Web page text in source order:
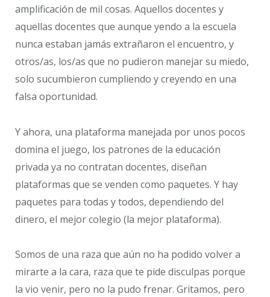
amplificación de mil cosas. Aquellos docentes y
aquellas docentes que aunque yendo a la escuela
nunca estaban jamás extrañaron el encuentro, y
otros/as, los/as que no pudieron manejar su miedo,
solo sucumbieron cumpliendo y creyendo en una
falsa oportunidad.
Y ahora, una plataforma manejada por unos pocos
domina el juego, los patrones de la educación
privada ya no contratan docentes, diseñan
plataformas que se venden como paquetes. Y hay
paquetes para todas y todos, dependiendo del
dinero, el mejor colegio (la mejor plataforma).
Somos de una raza que aún no ha podido volver a
mirarte a la cara, raza que te pide disculpas porque
la vio venir, pero no la pudo frenar. Gritamos, pero